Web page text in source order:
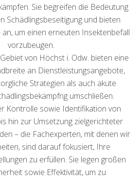
Sie begreifen die Bedeutung
Schädlingsbeseitigung und bieten
um einen erneuten Insektenbefall
vorzubeugen.
von Höchst i. Odw. bieten eine
an Dienstleistungsangebote,
Strategien als auch akute
umschließen.
Kontrolle sowie Identifikation von
hin zur Umsetzung zielgerichteter
– die Fachexperten, mit denen wir
sind darauf fokusiert, Ihre
zu erfüllen. Sie legen großen
sowie Effektivität, um zu